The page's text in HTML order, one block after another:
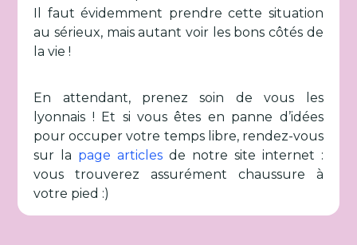
Il faut évidemment prendre cette situation
au sérieux, mais autant voir les bons côtés de
la vie !
En attendant, prenez soin de vous les
lyonnais ! Et si vous êtes en panne d’idées
pour occuper votre temps libre, rendez-vous
sur la page articles de notre site internet :
vous trouverez assurément chaussure à
votre pied :)